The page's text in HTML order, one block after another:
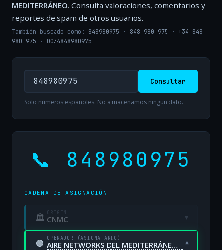
MEDITERRÁNEO. Consulta valoraciones, comentarios y
reportes de spam de otros usuarios.
También buscado como: 848980975 · 848 980 975 · +34 848
980 975 · 0034848980975
Consultar
Solo números españoles. No almacenamos ningún dato.
📞 848980975
CADENA DE ASIGNACIÓN
🏛 ORIGEN
CNMC ▾
🟢 OPERADOR (ASIGNATARIO)
AIRE NETWORKS DEL MEDITERRÁNEO, S.L. UNIPERSONAL ▾